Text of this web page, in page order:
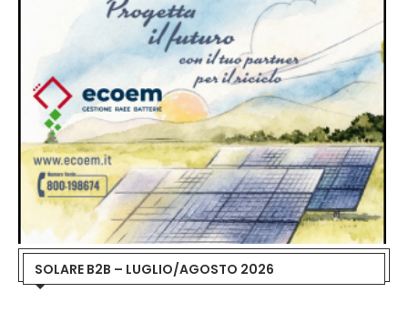
SOLARE B2B – LUGLIO/AGOSTO 2026